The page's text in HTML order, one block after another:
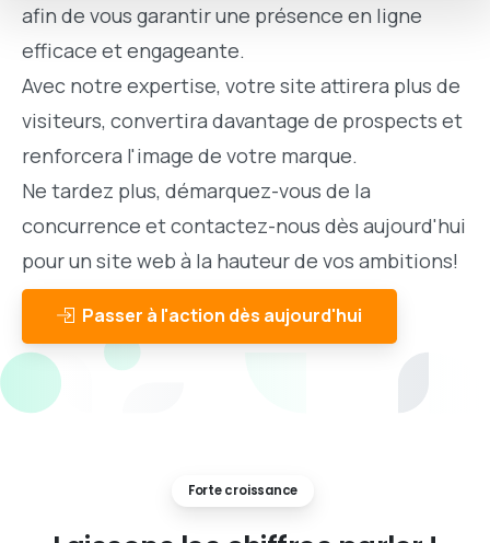
afin de vous garantir une présence en ligne
efficace et engageante.
Avec notre expertise, votre site attirera plus de
visiteurs, convertira davantage de prospects et
renforcera l'image de votre marque.
Ne tardez plus, démarquez-vous de la
concurrence et contactez-nous dès aujourd'hui
pour un site web à la hauteur de vos ambitions!
Passer à l'action dès aujourd'hui
Forte croissance